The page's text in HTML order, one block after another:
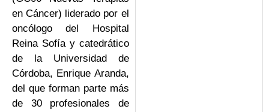
en Cáncer) liderado por el
oncólogo del Hospital
Reina Sofía y catedrático
de la Universidad de
Córdoba, Enrique Aranda,
del que forman parte más
de 30 profesionales de